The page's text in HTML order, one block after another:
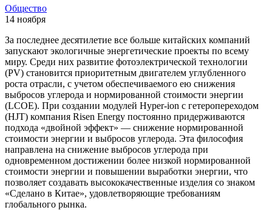
Общество
14 ноября
За последнее десятилетие все больше китайских компаний
запускают экологичные энергетические проекты по всему
миру. Среди них развитие фотоэлектрической технологии
(PV) становится приоритетным двигателем углубленного
роста отрасли, с учетом обеспечиваемого ею снижения
выбросов углерода и нормированной стоимости энергии
(LCOE). При создании модулей Hyper-ion с гетеропереходом
(HJT) компания Risen Energy постоянно придерживаются
подхода «двойной эффект» — снижение нормированной
стоимости энергии и выбросов углерода. Эта философия
направлена на снижение выбросов углерода при
одновременном достижении более низкой нормированной
стоимости энергии и повышении выработки энергии, что
позволяет создавать высококачественные изделия со знаком
«Сделано в Китае», удовлетворяющие требованиям
глобального рынка.